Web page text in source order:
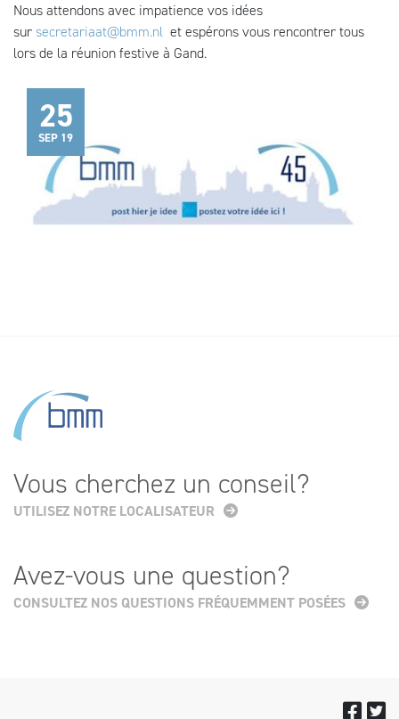
Nous attendons avec impatience vos idées
sursecretariaat@bmm.nl et espérons vous rencontrer tous
lors de la réunion festive à Gand.
25
SEP 19
Vous cherchez un conseil?
UTILISEZ NOTRE LOCALISATEUR
Avez-vous une question?
CONSULTEZ NOS QUESTIONS FRÉQUEMMENT POSÉES